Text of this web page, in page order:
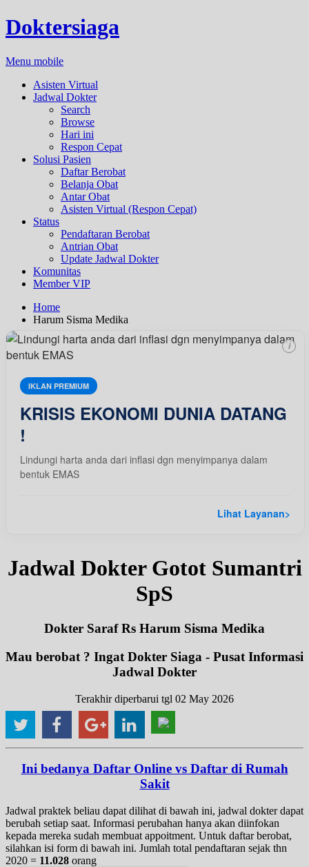
Doktersiaga
Menu mobile
Asisten Virtual
Jadwal Dokter
Search
Browse
Hari ini
Respon Cepat
Solusi Pasien
Daftar Berobat
Belanja Obat
Antar Obat
Asisten Virtual (Respon Cepat)
Status
Pendaftaran Berobat
Antrian Obat
Update Jadwal Dokter
Komunitas
Member VIP
Home
Harum Sisma Medika
IKLAN PREMIUM
KRISIS EKONOMI DUNIA DATANG
!
Lindungi harta anda dari inflasi dgn menyimpanya dalam
bentuk EMAS
Lihat Layanan>
i
Jadwal Dokter Gotot Sumantri
SpS
Dokter Saraf Rs Harum Sisma Medika
Mau berobat ? Ingat Dokter Siaga - Pusat Informasi
Jadwal Dokter
Terakhir diperbarui tgl 02 May 2026
Ini bedanya Daftar Online vs Daftar di Rumah
Sakit
Jadwal praktek beliau dapat dilihat di bawah ini, jadwal dokter dapat
berubah setiap saat. Informasi perubahan hanya akan diinfokan
kepada mereka sudah membuat appoitment. Untuk daftar berobat,
silahkan isi form di bawah ini. Jumlah total pendaftaran sejak thn
2020 = 11.028 orang